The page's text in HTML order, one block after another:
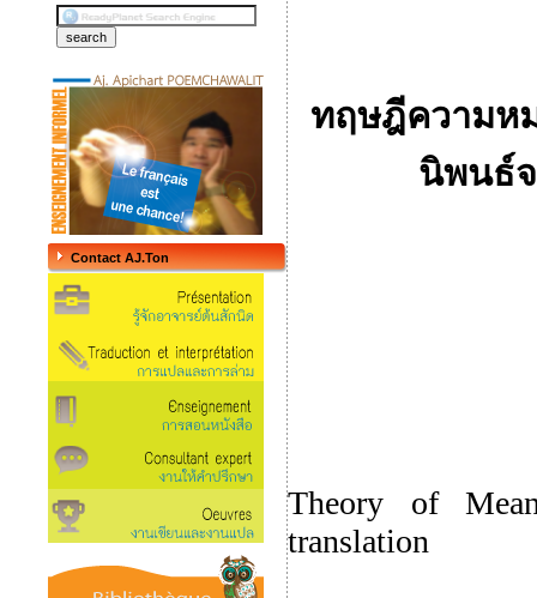
Contact AJ.Ton
ทฤษฎีความห
นิพนธ์จ
Theory of
translation